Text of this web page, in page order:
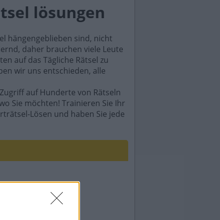
lösungen
hängengeblieben sind, nicht
daher brauchen viele Leute
auf das Tägliche Rätsel zu
wir uns entschieden, alle
auf Hunderte von Rätseln
Sie möchten! Trainieren Sie Ihr
Lösen und haben Sie jede